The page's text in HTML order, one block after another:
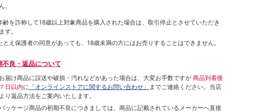
。
齢を詐称して18歳以上対象商品を購入された場合は、取引停止とさせていただき
ます。
とえ保護者の同意があっても、18歳未満の方にはお売りすることはできません。
不良・返品について
お届け商品に誤送や破損・汚れなどがあった場合は、大変お手数ですが 商品到着後
７日以内に 「オンラインストアに関するお問い合わせ」 までご連絡ください。当店
より返品方法をご案内いたします。
パッケージ商品の初期不良につきましては、商品に記載されているメーカーへ直接